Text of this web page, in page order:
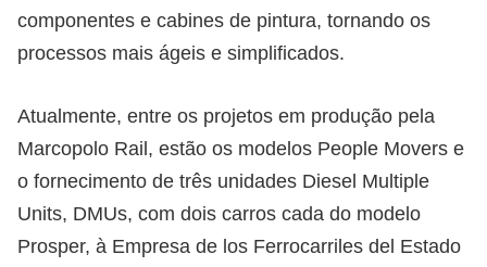
componentes e cabines de pintura, tornando os
processos mais ágeis e simplificados.
Atualmente, entre os projetos em produção pela
Marcopolo Rail, estão os modelos People Movers e
o fornecimento de três unidades Diesel Multiple
Units, DMUs, com dois carros cada do modelo
Prosper, à Empresa de los Ferrocarriles del Estado